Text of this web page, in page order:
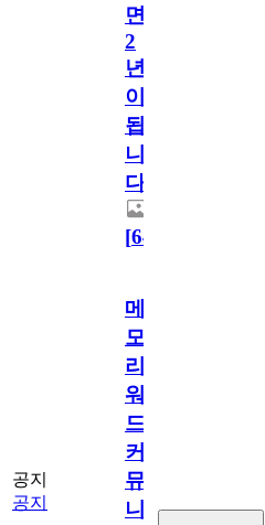
면
2
년
이
됩
니
다.
[64
공지
공지
메
모
리
워
드
커
뮤
니